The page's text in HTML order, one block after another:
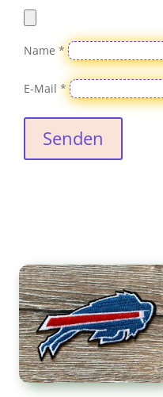
Name*
E-Mail*
Senden